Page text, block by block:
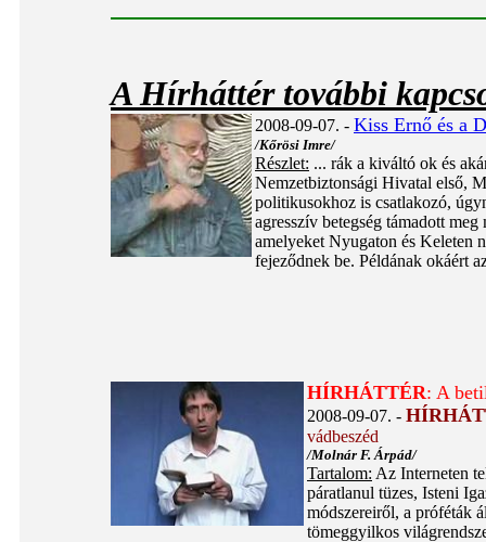
A Hírháttér további
2008-09-07. - Kiss Ernő és a
/Kőrösi Imre/
Részlet: ... rák a kiváltó ok és
Nemzetbiztonsági Hivatal első,
politikusokhoz is csatlakozó,
agresszív betegség támadott
amelyeket Nyugaton és Keleten
fejeződnek be. Példának okáért
HÍRHÁTTÉR: A
2008-09-07. -
vádbeszéd
/Molnár F. Árpád/
Tartalom: Az Interneten
páratlanul tüzes, Isteni
módszereiről, a próféták
tömeggyilkos